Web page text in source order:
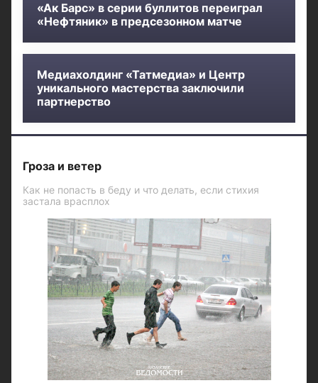
«Ак Барс» в серии буллитов переиграл
«Нефтяник» в предсезонном матче
Медиахолдинг «Татмедиа» и Центр
уникального мастерства заключили
партнерство
Гроза и ветер
Как не попасть в беду и что делать, если стихия
застала врасплох